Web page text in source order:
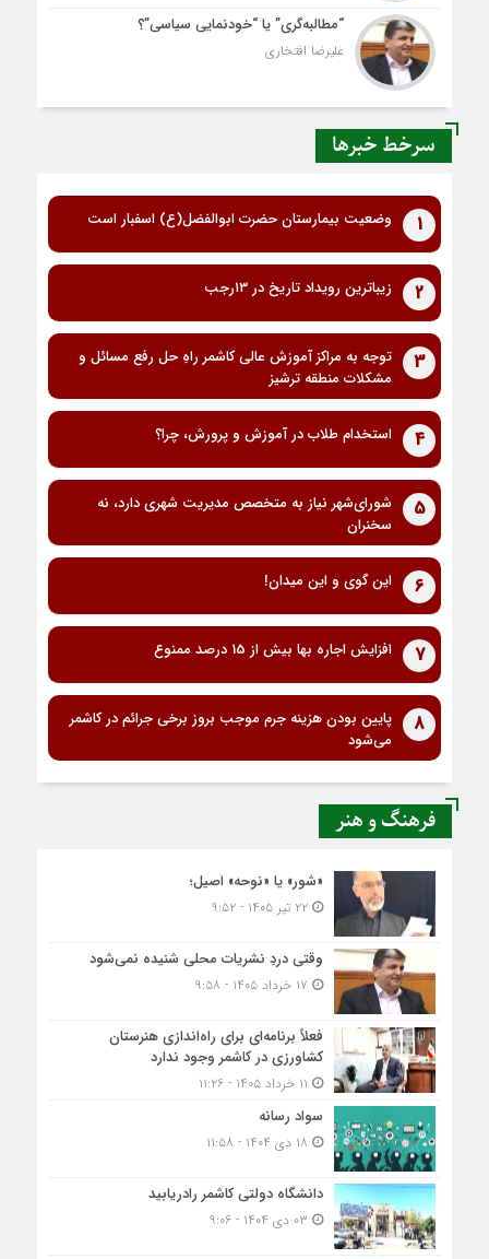
“مطالبه‌گری” یا “خودنمایی سیاسی”؟
علیرضا افتخاری
سرخط خبرها
1 وضعیت بیمارستان حضرت ابوالفضل(ع) اسفبار است
2 زیباترین رویداد تاریخ در ۱۳رجب
3
توجه به مراکز آموزش عالی کاشمر راهِ حل رفع مسائل و
مشکلات منطقه ترشیز
4 استخدام طلاب در آموزش و پرورش، چرا؟
5
شورای‌شهر نیاز به متخصص مدیریت شهری دارد، نه
سخنران
6 این گوی و این میدان!
7 افزایش اجاره بها بیش از 15 درصد ممنوع
8
پایین بودن هزینه جرم موجب بروز برخی جرائم در کاشمر
می‌شود
فرهنگ و هنر
«شور» یا «نوحه» اصیل؛
۲۲ تیر ۱۴۰۵ - ۹:۵۲
وقتی دردِ نشریات محلی شنیده نمی‌شود
فعلاً برنامه‌ای برای راه‌اندازی هنرستان
کشاورزی در کاشمر وجود ندارد
سواد رسانه
دانشگاه دولتی کاشمر‌ رادریابید